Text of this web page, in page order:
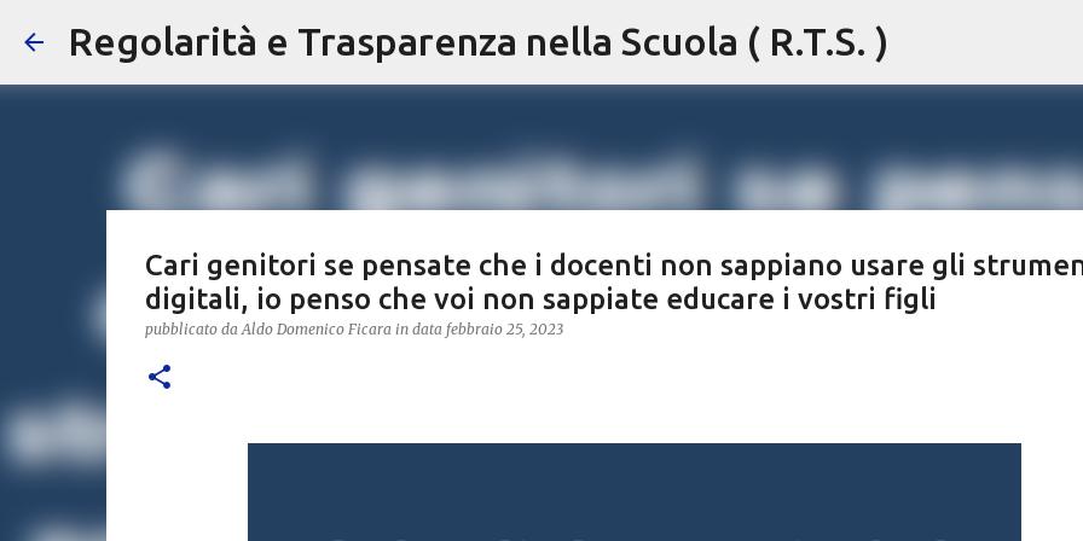
Passa ai contenuti principali
Regolarità e Trasparenza nella Scuola ( R.T.S. )
Cari genitori se pensate che i docenti non sappiano usare gli
digitali, io penso che voi non sappiate educare i vostri figli
pubblicato daAldo Domenico Ficara in data febbraio 25, 2023